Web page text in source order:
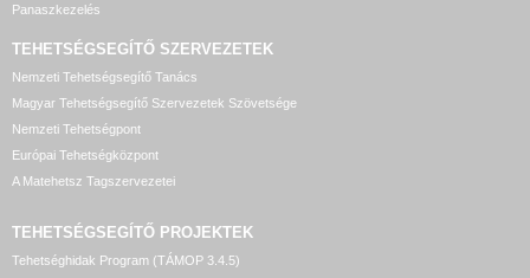
Panaszkezelés
TEHETSÉGSEGÍTŐ SZERVEZETEK
Nemzeti Tehetségsegítő Tanács
Magyar Tehetségsegítő Szervezetek Szövetsége
Nemzeti Tehetségpont
Európai Tehetségközpont
A Matehetsz Tagszervezetei
TEHETSÉGSEGÍTŐ PROJEKTEK
Tehetséghidak Program (TÁMOP 3.4.5)